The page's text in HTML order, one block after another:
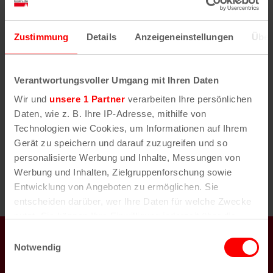
Zustimmung Details Anzeigeneinstellungen
Verantwortungsvoller Umgang mit Ihren Daten
Wir und unsere 1 Partner verarbeiten Ihre persönlichen
Daten, wie z. B. Ihre IP-Adresse, mithilfe von
Technologien wie Cookies, um Informationen auf Ihrem
Gerät zu speichern und darauf zuzugreifen und so
personalisierte Werbung und Inhalte, Messungen von
Werbung und Inhalten, Zielgruppenforschung sowie
Entwicklung von Angeboten zu ermöglichen. Sie
entscheiden darüber, wer Ihre Daten für welche Zwecke
Trigger Symbol ändern oder widerrufen
Notwendig
H
i
n
e
i
s
Es wurden keine Ergebnisse gefunden.
Anstehende
t
u
m
h
Vorherige
Veranstaltungen
Heute
Nächste